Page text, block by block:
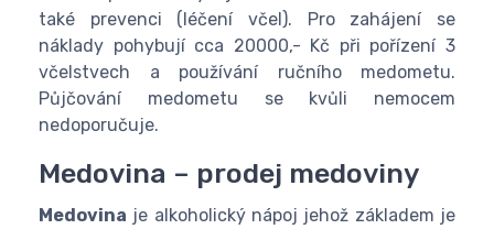
také prevenci (léčení včel). Pro zahájení se
náklady pohybují cca 20000,- Kč při pořízení 3
včelstvech a používání ručního medometu.
Půjčování medometu se kvůli nemocem
nedoporučuje.
Medovina – prodej medoviny
Medovina je alkoholický nápoj jehož základem je